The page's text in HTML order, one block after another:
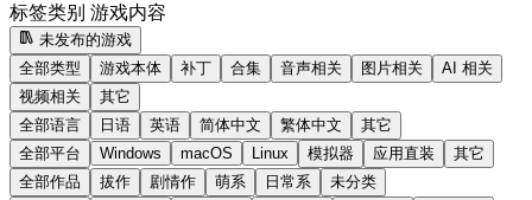
标签类别 游戏内容
未发布的游戏
全部类型
游戏本体 补丁 合集 音声相关 图片相关
AI 相关
视频相关
其它
全部语言
日语 英语 简体中文 繁体中文
其它
全部平台
Windows macOS Linux 模拟器 应用直装
其它
全部作品
拔作 剧情作 萌系 日常系
未分类